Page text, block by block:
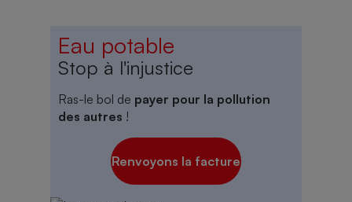
Eau potable
Stop à l'injustice
Ras-le bol de payer pour la pollution
des autres !
Renvoyons la facture